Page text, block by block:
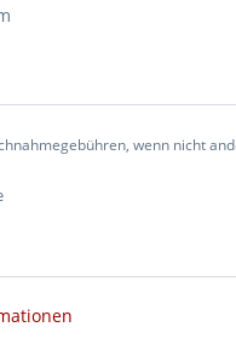
wenn nicht